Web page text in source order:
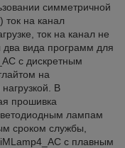
симметричной
ток на канал
ток на канал не
вида программ для
с дискретным
на
В
прошивка
лампам
сроком службы,
с плавным